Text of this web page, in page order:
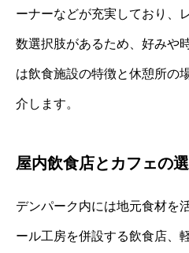
ーナーなどが充実しており、
数選択肢があるため、好みや
は飲食施設の特徴と休憩所の
介します。
屋内飲食店とカフェの
デンパーク内には地元食材を
ール工房を併設する飲食店、